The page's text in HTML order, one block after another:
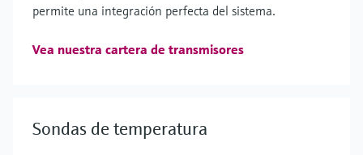
permite una integración perfecta del sistema.
Vea nuestra cartera de transmisores
Sondas de temperatura